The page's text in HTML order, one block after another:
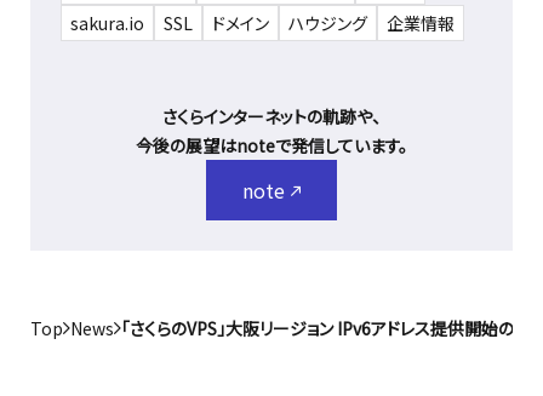
sakura.io
SSL ドメイン ハウジング 企業情報
さくらインターネットの軌跡や、
今後の展望はnoteで発信しています。
note
Top News 「さくらのVPS」大阪リージョン IPv6アドレス提供開始のお